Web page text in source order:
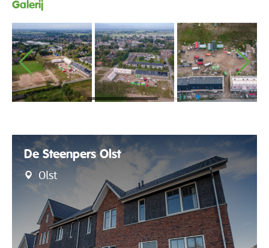
Galerij
De Steenpers Olst
Olst